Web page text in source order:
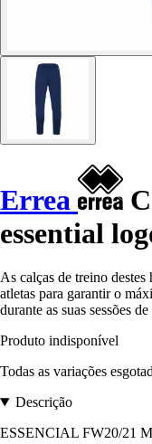
Errea
essential
As calças de treino
atletas para garantir o
durante as suas sessões
Produto indisponível
Todas as variações
Descrição
ESSENCIAL FW20/21